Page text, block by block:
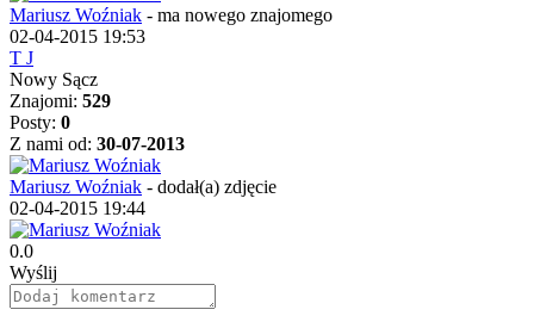
Mariusz Woźniak - ma nowego znajomego
02-04-2015 19:53
T J
Nowy Sącz
Znajomi: 529
Posty: 0
Z nami od: 30-07-2013
Mariusz Woźniak - dodał(a) zdjęcie
02-04-2015 19:44
0.0
Wyślij